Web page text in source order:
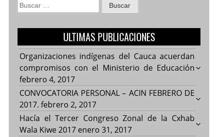
Buscar:
ULTIMAS PUBLICACIONES
Organizaciones indígenas del Cauca acuerdan
compromisos con el Ministerio de Educación
febrero 4, 2017
CONVOCATORIA PERSONAL – ACIN FEBRERO DE
2017. febrero 2, 2017
Hacía el Tercer Congreso Zonal de la Cxhab
Wala Kiwe 2017 enero 31, 2017